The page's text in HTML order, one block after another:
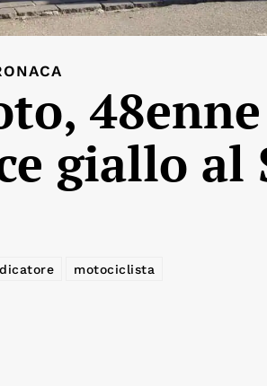
48enne
giallo al
motociclista